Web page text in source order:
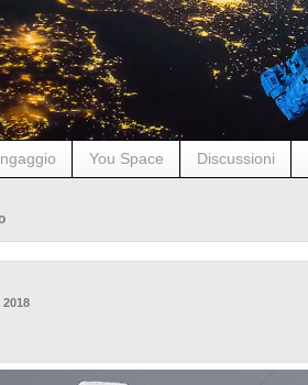
You Space Discussioni